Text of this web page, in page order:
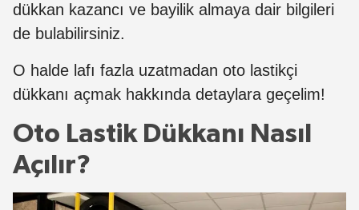
dükkan kazancı ve bayilik almaya dair bilgileri
de bulabilirsiniz.
O halde lafı fazla uzatmadan oto lastikçi
dükkanı açmak hakkında detaylara geçelim!
Oto Lastik Dükkanı Nasıl
Açılır?